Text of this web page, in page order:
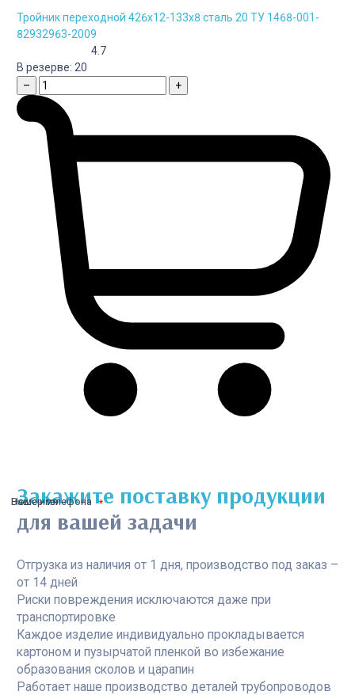
Тройник переходной 426х12-133х8 сталь 20 ТУ 1468-001-
82932963-2009
4.7
В резерве: 20
–
+
Закажите поставку продукции
для вашей задачи
Отгрузка из наличия от 1 дня, производство под заказ –
от 14 дней
Риски повреждения исключаются даже при
транспортировке
Каждое изделие индивидуально прокладывается
картоном и пузырчатой пленкой во избежание
образования сколов и царапин
Работает наше производство деталей трубопроводов
Ваше имя
Номер телефона